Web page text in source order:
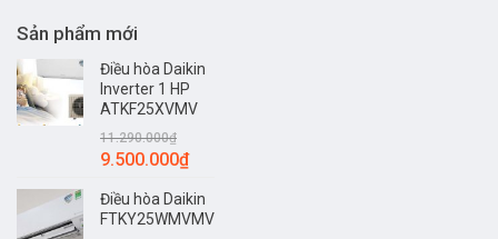
Sản phẩm mới
Điều hòa Daikin
Inverter 1 HP
ATKF25XVMV
11.290.000₫
9.500.000₫
Điều hòa Daikin
FTKY25WMVMV